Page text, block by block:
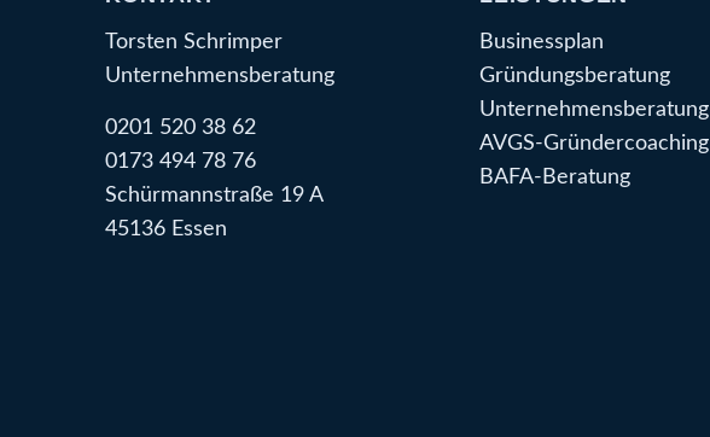
Torsten Schrimper
Unternehmensberatung
0201 520 38 62
0173 494 78 76
Schürmannstraße 19 A
45136 Essen
Businessplan
Gründungsberatung
Unternehmensberatung
AVGS-Gründercoaching
BAFA-Beratung